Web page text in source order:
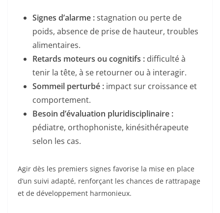
Signes d’alarme :stagnation ou perte de
poids, absence de prise de hauteur, troubles
alimentaires.
Retards moteurs ou cognitifs : difficulté à
tenir la tête, à se retourner ou à interagir.
Sommeil perturbé : impact sur croissance et
comportement.
Besoin d’évaluation pluridisciplinaire :
pédiatre, orthophoniste, kinésithérapeute
selon les cas.
Agir dès les premiers signes favorise la mise en place
d’un suivi adapté, renforçant les chances de rattrapage
et de développement harmonieux.